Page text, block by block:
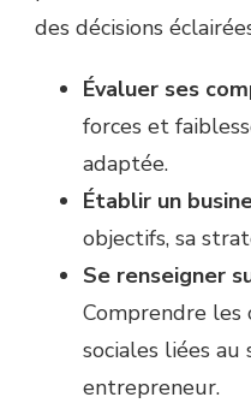
des décisions
Évaluer ses
forces et
adaptée.
Établir un
objectifs, sa
Se renseigner
Comprendre les
sociales liées
entrepreneur.